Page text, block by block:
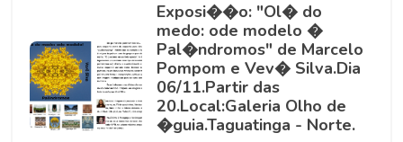
Exposi��o: "Ol� do
medo: ode modelo �
Pal�ndromos" de Marcelo
Pompom e Vev� Silva.Dia
06/11.Partir das
20.Local:Galeria Olho de
�guia.Taguatinga - Norte.